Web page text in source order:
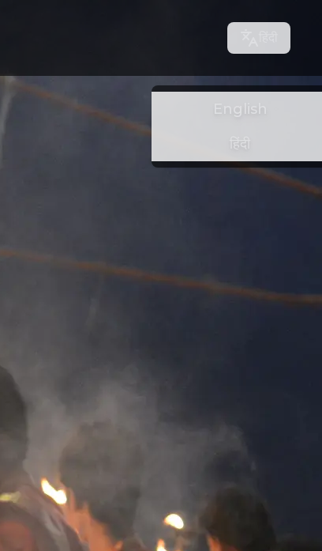
English
हिंदी